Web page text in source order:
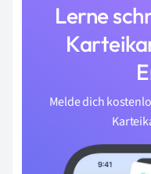
Lerne
Melde dich